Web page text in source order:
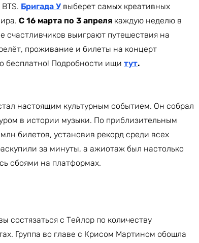
Бригада У выберет самых креативных
С 16 марта по 3 апреля каждую неделю в
счастливчиков выиграют путешествия на
проживание и билеты на концерт
бесплатно! Подробности ищи тут.
настоящим культурным событием. Он собрал
в истории музыки. По приблизительным
билетов, установив рекорд среди всех
за минуты, а ажиотаж был настолько
сбоями на платформах.
состязаться с Тейлор по количеству
Группа во главе с Крисом Мартином обошла